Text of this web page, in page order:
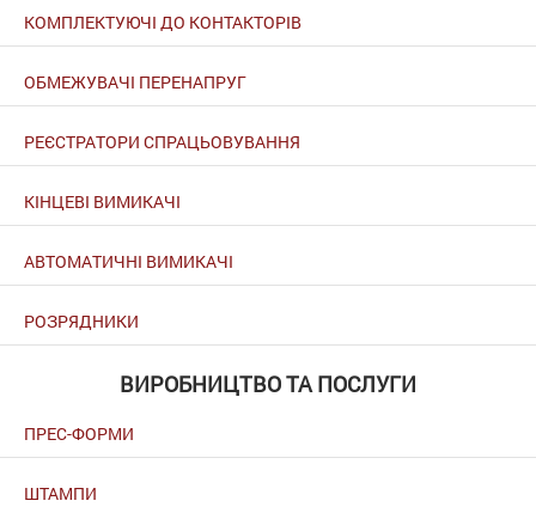
КОМПЛЕКТУЮЧІ ДО КОНТАКТОРІВ
ОБМЕЖУВАЧІ ПЕРЕНАПРУГ
РЕЄСТРАТОРИ СПРАЦЬОВУВАННЯ
КІНЦЕВІ ВИМИКАЧІ
АВТОМАТИЧНІ ВИМИКАЧІ
РОЗРЯДНИКИ
ВИРОБНИЦТВО ТА ПОСЛУГИ
ПРЕС-ФОРМИ
ШТАМПИ